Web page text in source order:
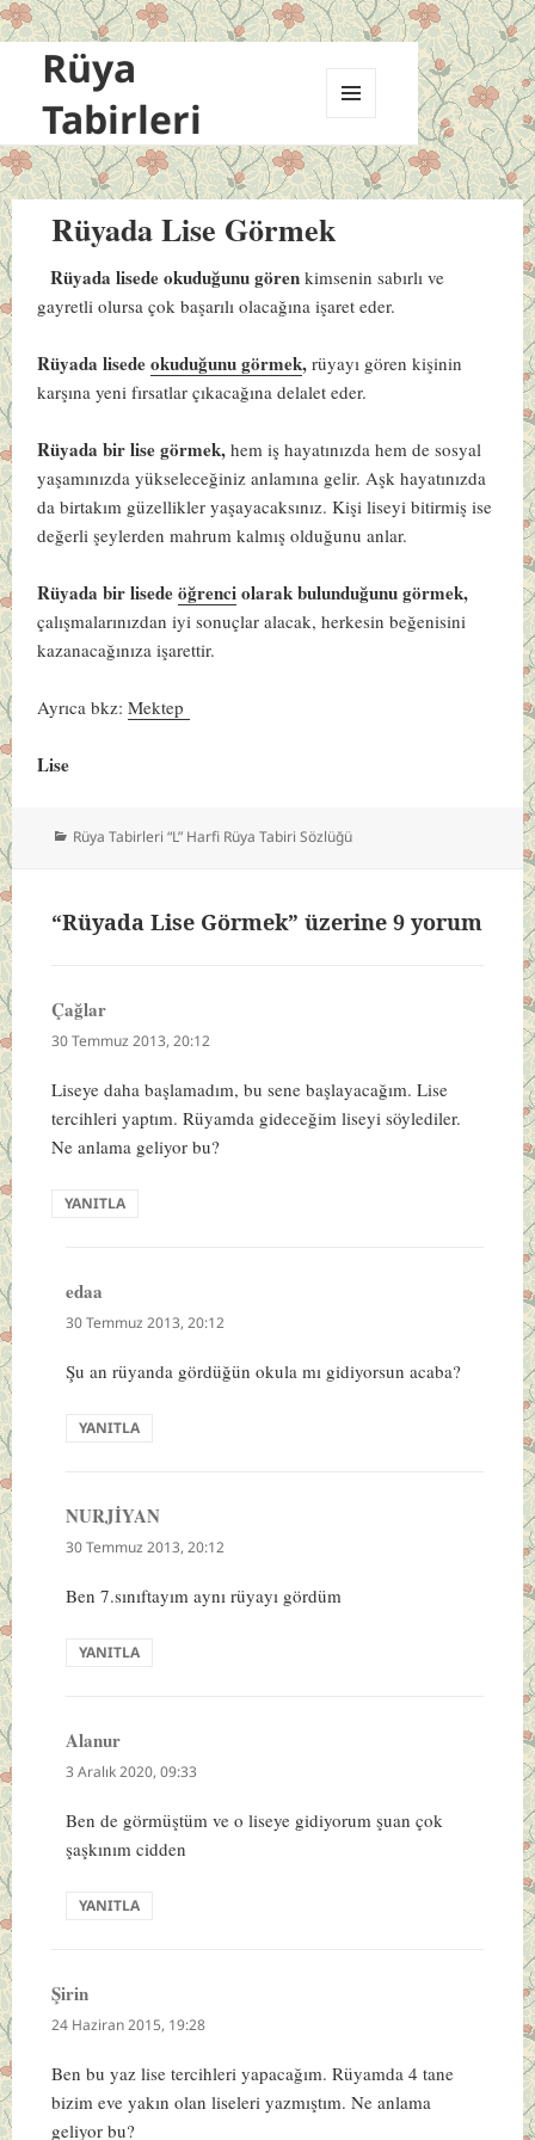
Rüya
Tabirleri
VE
BILEŞENLER
Rüyada Lise Görmek
Rüyada lisede okuduğunu gören kimsenin sabırlı ve
gayretli olursa çok başarılı olacağına işaret eder.
Rüyada lisedeokuduğunu görmek, rüyayı gören kişinin
karşına yeni fırsatlar çıkacağına delalet eder.
Rüyada bir lise görmek, hem iş hayatınızda hem de sosyal
yaşamınızda yükseleceğiniz anlamına gelir. Aşk hayatınızda
da birtakım güzellikler yaşayacaksınız. Kişi liseyi bitirmiş ise
değerli şeylerden mahrum kalmış olduğunu anlar.
Rüyada bir lisedeöğrenciolarak bulunduğunu görmek,
çalışmalarınızdan iyi sonuçlar alacak, herkesin beğenisini
kazanacağınıza işarettir.
Ayrıca bkz:Mektep
Lise
Kategoriler
Rüya Tabirleri “L” Harfi Rüya Tabiri Sözlüğü
“Rüyada Lise Görmek” üzerine 9 yorum
Çağlardedi
ki:
30 Temmuz 2013, 20:12
Liseye daha başlamadım, bu sene başlayacağım. Lise
tercihleri yaptım. Rüyamda gideceğim liseyi söylediler.
Ne anlama geliyor bu?
YANITLA
edaa
ki:
30 Temmuz 2013, 20:12
Şu an rüyanda gördüğün okula mı gidiyorsun acaba?
YANITLA
NURJİYANdedi
ki:
30 Temmuz 2013, 20:12
Ben 7.sınıftayım aynı rüyayı gördüm
YANITLA
Alanurdedi
ki:
3 Aralık 2020, 09:33
Ben de görmüştüm ve o liseye gidiyorum şuan çok
şaşkınım cidden
YANITLA
Şirindedi
ki:
24 Haziran 2015, 19:28
Ben bu yaz lise tercihleri yapacağım. Rüyamda 4 tane
bizim eve yakın olan liseleri yazmıştım. Ne anlama
geliyor bu?